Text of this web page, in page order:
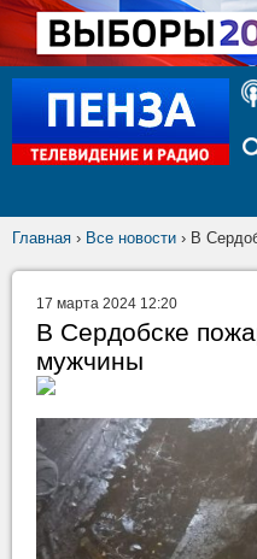
Главная › Все новости › В
17 марта 2024 12:20
В Сердобске
мужчины